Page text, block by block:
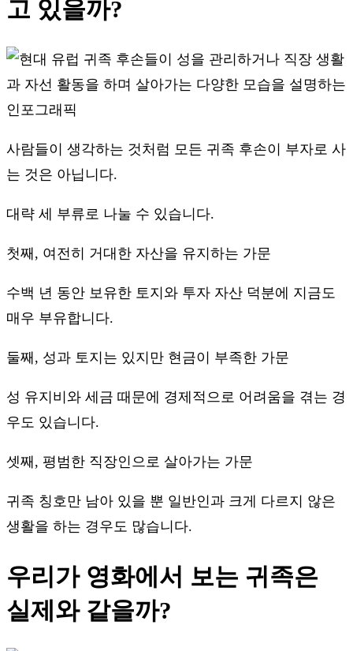
고 있을까?
사람들이 생각하는 것처럼 모든 귀족 후손이 부자로 사
는 것은 아닙니다.
대략 세 부류로 나눌 수 있습니다.
첫째, 여전히 거대한 자산을 유지하는 가문
수백 년 동안 보유한 토지와 투자 자산 덕분에 지금도
매우 부유합니다.
둘째, 성과 토지는 있지만 현금이 부족한 가문
성 유지비와 세금 때문에 경제적으로 어려움을 겪는 경
우도 있습니다.
셋째, 평범한 직장인으로 살아가는 가문
귀족 칭호만 남아 있을 뿐 일반인과 크게 다르지 않은
생활을 하는 경우도 많습니다.
우리가 영화에서 보는 귀족은
실제와 같을까?